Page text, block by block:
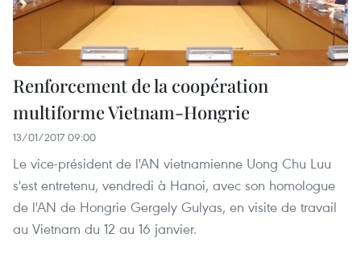
Renforcement de la coopération
multiforme Vietnam-Hongrie
13/01/2017 09:00
Le vice-président de l'AN vietnamienne Uong Chu Luu
s'est entretenu, vendredi à Hanoi, avec son homologue
de l'AN de Hongrie Gergely Gulyas, en visite de travail
au Vietnam du 12 au 16 janvier.